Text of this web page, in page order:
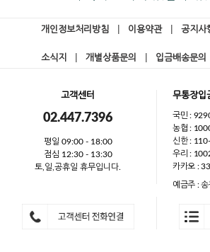
개인정보처리방침 이용약관 공지사
소식지 개별상품문의 입금배송문의
고객센터
02.447.7396
평일 09:00 - 18:00
점심 12:30 - 13:30
토,일,공휴일 휴무입니다.
무통장입
국민 :
농협 :
신한 :
우리 :
카카오 :
예금주 :